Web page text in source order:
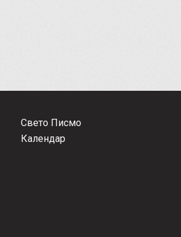
Свето Писмо
Календар